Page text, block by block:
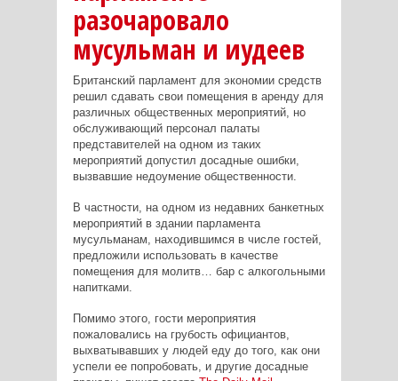
разочаровало
мусульман и иудеев
Британский парламент для экономии средств
решил сдавать свои помещения в аренду для
различных общественных мероприятий, но
обслуживающий персонал палаты
представителей на одном из таких
мероприятий допустил досадные ошибки,
вызвавшие недоумение общественности.
В частности, на одном из недавних банкетных
мероприятий в здании парламента
мусульманам, находившимся в числе гостей,
предложили использовать в качестве
помещения для молитв… бар с алкогольными
напитками.
Помимо этого, гости мероприятия
пожаловались на грубость официантов,
выхватывавших у людей еду до того, как они
успели ее попробовать, и другие досадные